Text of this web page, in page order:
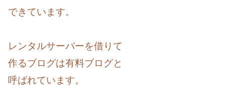
できています。
レンタルサーバーを借りて
作るブログは有料ブログと
呼ばれています。